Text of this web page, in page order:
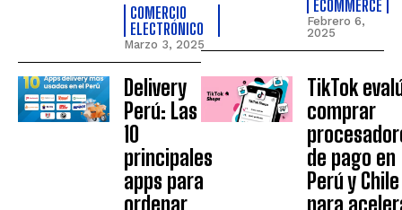
COMERCIO
ELECTRÓNICO
Marzo 3, 2025
ECOMMERCE
Febrero 6,
2025
Delivery
Perú: Las
10
principales
apps para
ordenar
TikTok
comprar
de pago en
Perú y Chile
para